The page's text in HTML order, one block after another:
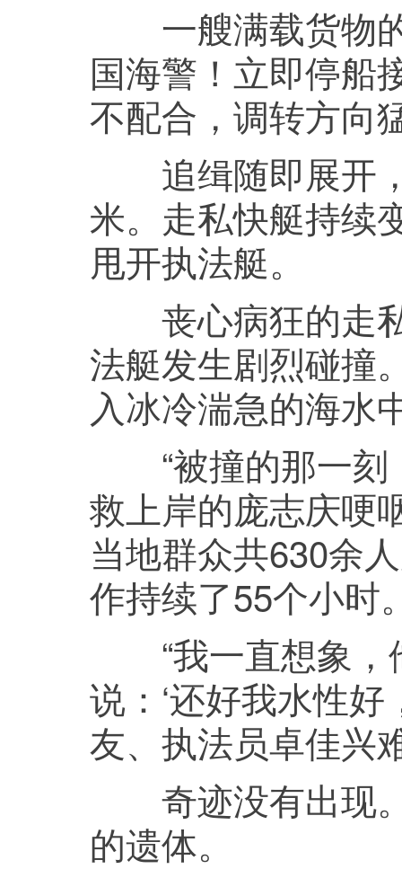
一艘满载货物的
国海警！立即停船
不配合，调转方向
追缉随即展开，
米。走私快艇持续
甩开执法艇。
丧心病狂的走私
法艇发生剧烈碰撞
入冰冷湍急的海水
“被撞的那一刻
救上岸的庞志庆哽
当地群众共630余
作持续了55个小时
“我一直想象，
说：‘还好我水性
友、执法员卓佳兴
奇迹没有出现。
的遗体。